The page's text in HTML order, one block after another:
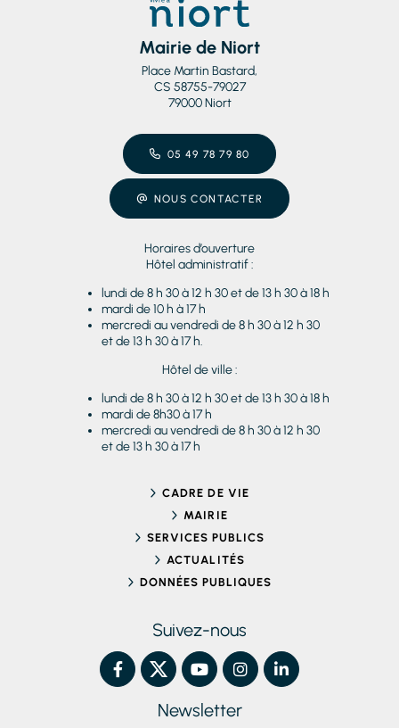
Mairie de Niort
Place Martin Bastard,
CS 58755-79027
79000 Niort
05 49 78 79 80
NOUS CONTACTER
Horaires d’ouverture
Hôtel administratif :
lundi de 8 h 30 à 12 h 30 et de 13 h 30 à 18 h
mardi de 10 h à 17 h
mercredi au vendredi de 8 h 30 à 12 h 30
et de 13 h 30 à 17 h.
Hôtel de ville :
lundi de 8 h 30 à 12 h 30 et de 13 h 30 à 18 h
mardi de 8h30 à 17 h
mercredi au vendredi de 8 h 30 à 12 h 30
et de 13 h 30 à 17 h
CADRE DE VIE
MAIRIE
SERVICES PUBLICS
ACTUALITÉS
DONNÉES PUBLIQUES
Suivez-nous
Newsletter